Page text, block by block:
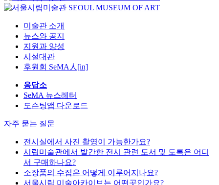
미술관 소개
뉴스와 공지
지원과 양성
시설대관
응답소
SeMA 뉴스레터
전시실에서 사진 촬영이 가능한가요?
시립미술관에서 발간한 전시 관련 도서 및 도록은 어디
서 구매하나요?
소장품의 수집은 어떻게 이루어지나요?